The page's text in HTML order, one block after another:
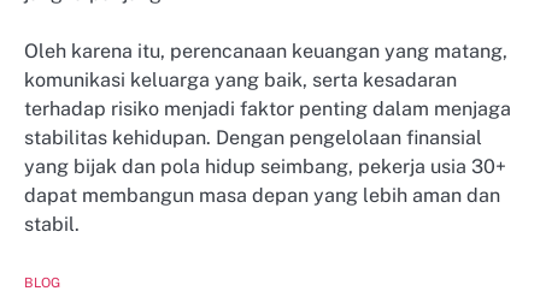
Oleh karena itu, perencanaan keuangan yang matang,
komunikasi keluarga yang baik, serta kesadaran
terhadap risiko menjadi faktor penting dalam menjaga
stabilitas kehidupan. Dengan pengelolaan finansial
yang bijak dan pola hidup seimbang, pekerja usia 30+
dapat membangun masa depan yang lebih aman dan
stabil.
BLOG